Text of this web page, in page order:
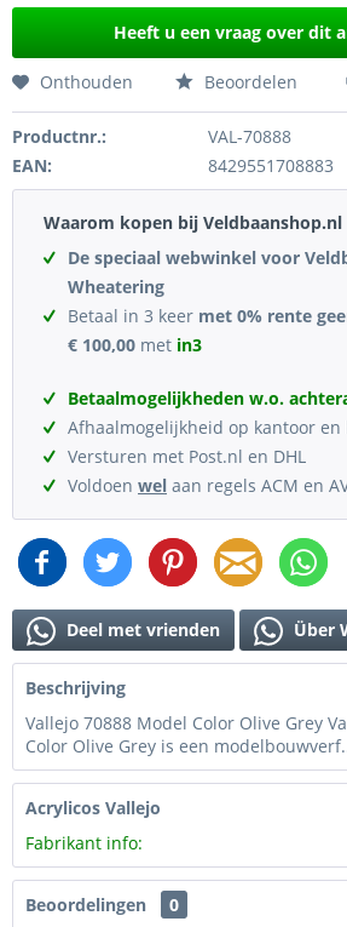
Heeft u een vraag over dit
Onthouden Beoordelen
Productnr.:
VAL-70888
EAN:
8429551708883
Waarom kopen bij Veldbaanshop.nl
De speciaal webwinkel voor
Wheatering
Betaal in 3 keer met 0% rente
€ 100,00 met in3
Betaalmogelijkheden w.o.
Afhaalmogelijkheid op kantoor en
Versturen met Post.nl en DHL
Voldoen wel aan regels ACM en
Deel met vrienden Über
Beschrijving
Vallejo 70888 Model Color Olive Grey
Color Olive Grey is een
Acrylicos Vallejo
Fabrikant info:
Beoordelingen
0